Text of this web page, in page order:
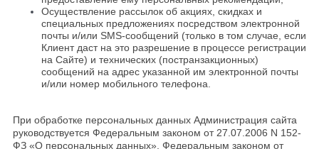
Осуществление рассылок об акциях, скидках и
специальных предложениях посредством электронной
почты и/или SMS-сообщений (только в том случае, если
Клиент даст на это разрешение в процессе регистрации
на Сайте) и технических (постранзакционных)
сообщений на адрес указанной им электронной почты
и/или номер мобильного телефона.
При обработке персональных данных Администрация сайта
руководствуется Федеральным законом от 27.07.2006 N 152-
ФЗ «О персональных данных», Федеральным законом от